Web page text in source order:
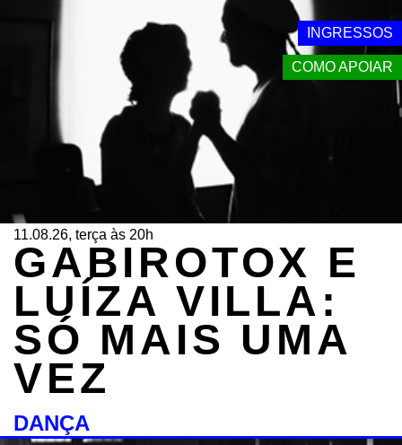
INGRESSOS
COMO APOIAR
11.08.26, terça às 20h
GABIROTOX E
LUÍZA VILLA:
SÓ MAIS UMA
VEZ
DANÇA